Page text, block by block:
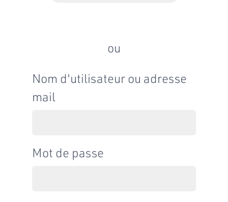
ou
Nom d'utilisateur ou adresse
mail
Mot de passe